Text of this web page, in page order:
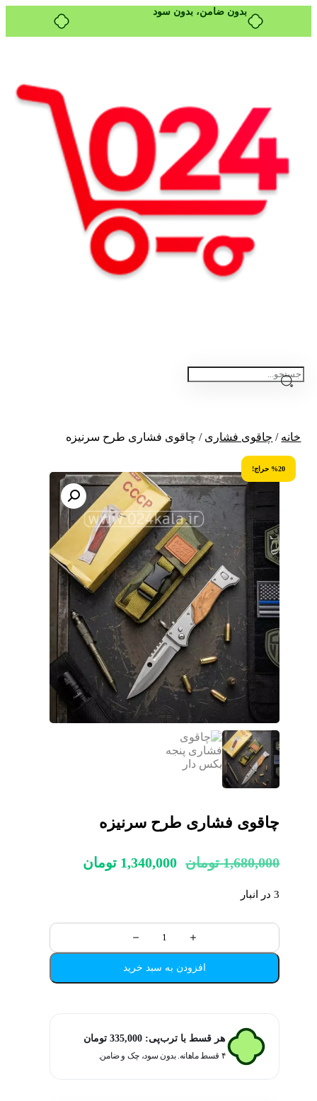
بدون ضامن، بدون سود
خانه / چاقوی فشاری / چاقوی فشاری طرح سرنیزه
%20 حراج!
چاقوی فشاری طرح سرنیزه
1,680,000 تومان 1,340,000 تومان
3 در انبار
افزودن به سبد خرید
هر قسط با ترب‌پی: 335,000 تومان
۴ قسط ماهانه. بدون سود، چک و ضامن.